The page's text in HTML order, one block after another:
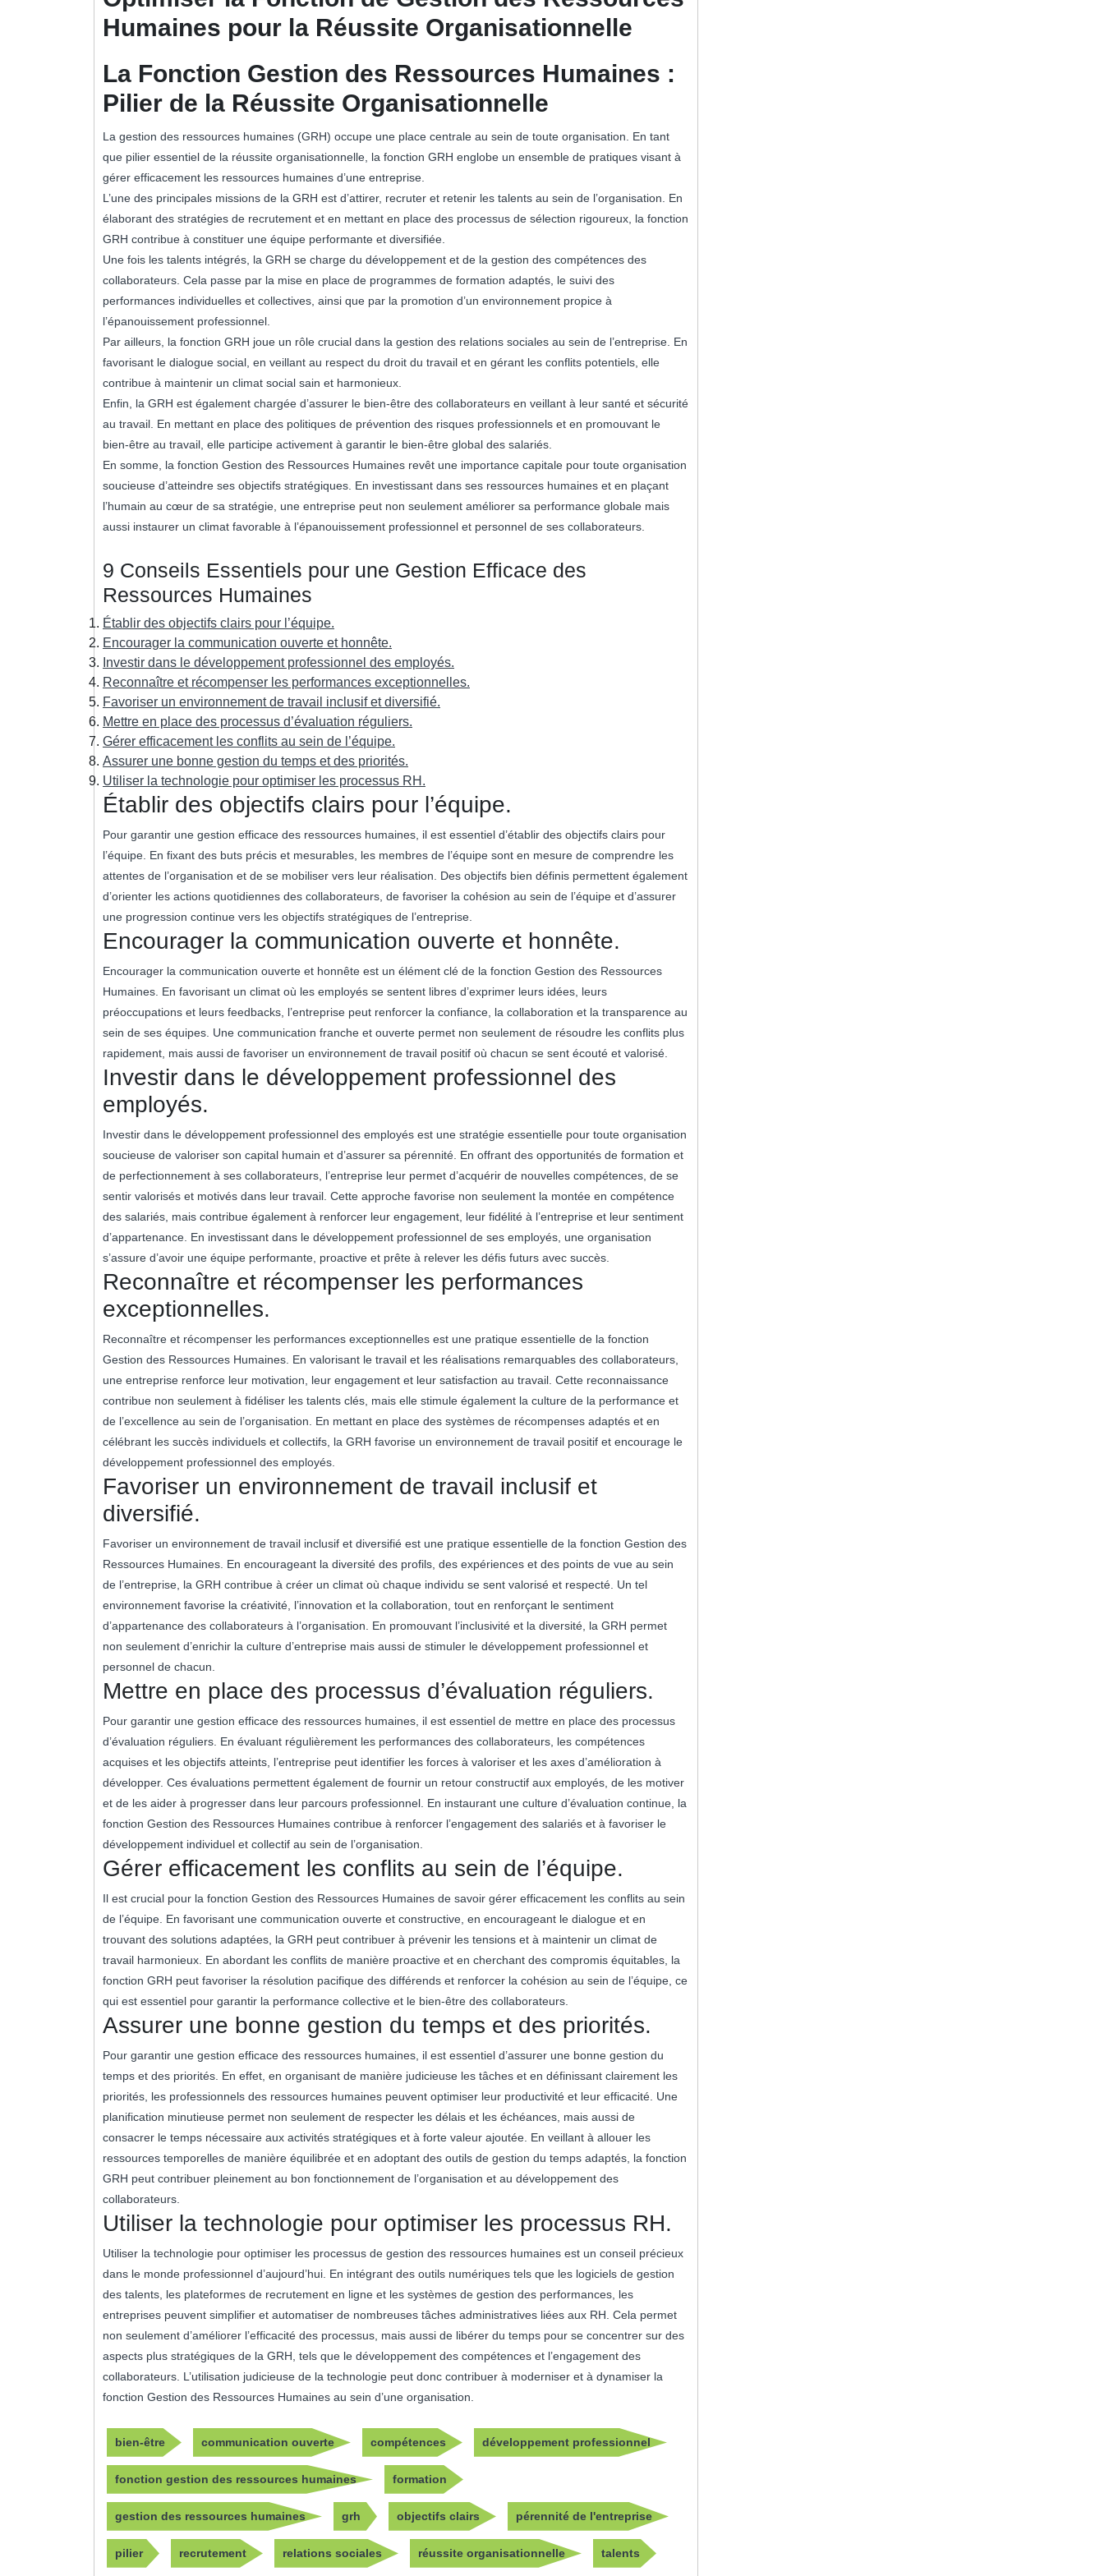
Humaines pour la Réussite Organisationnelle
La Fonction Gestion des Ressources Humaines :
Pilier de la Réussite Organisationnelle
La gestion des ressources humaines (GRH) occupe une place centrale au sein de toute organisation. En tant
que pilier essentiel de la réussite organisationnelle, la fonction GRH englobe un ensemble de pratiques visant à
gérer efficacement les ressources humaines d’une entreprise.
L’une des principales missions de la GRH est d’attirer, recruter et retenir les talents au sein de l’organisation. En
élaborant des stratégies de recrutement et en mettant en place des processus de sélection rigoureux, la fonction
GRH contribue à constituer une équipe performante et diversifiée.
Une fois les talents intégrés, la GRH se charge du développement et de la gestion des compétences des
collaborateurs. Cela passe par la mise en place de programmes de formation adaptés, le suivi des
performances individuelles et collectives, ainsi que par la promotion d’un environnement propice à
l’épanouissement professionnel.
Par ailleurs, la fonction GRH joue un rôle crucial dans la gestion des relations sociales au sein de l’entreprise. En
favorisant le dialogue social, en veillant au respect du droit du travail et en gérant les conflits potentiels, elle
contribue à maintenir un climat social sain et harmonieux.
Enfin, la GRH est également chargée d’assurer le bien-être des collaborateurs en veillant à leur santé et sécurité
au travail. En mettant en place des politiques de prévention des risques professionnels et en promouvant le
bien-être au travail, elle participe activement à garantir le bien-être global des salariés.
En somme, la fonction Gestion des Ressources Humaines revêt une importance capitale pour toute organisation
soucieuse d’atteindre ses objectifs stratégiques. En investissant dans ses ressources humaines et en plaçant
l’humain au cœur de sa stratégie, une entreprise peut non seulement améliorer sa performance globale mais
aussi instaurer un climat favorable à l’épanouissement professionnel et personnel de ses collaborateurs.
9 Conseils Essentiels pour une Gestion Efficace des
Ressources Humaines
Établir des objectifs clairs pour l’équipe.
Encourager la communication ouverte et honnête.
Investir dans le développement professionnel des employés.
Reconnaître et récompenser les performances exceptionnelles.
Favoriser un environnement de travail inclusif et diversifié.
Mettre en place des processus d’évaluation réguliers.
Gérer efficacement les conflits au sein de l’équipe.
Assurer une bonne gestion du temps et des priorités.
Utiliser la technologie pour optimiser les processus RH.
Établir des objectifs clairs pour l’équipe.
Pour garantir une gestion efficace des ressources humaines, il est essentiel d’établir des objectifs clairs pour
l’équipe. En fixant des buts précis et mesurables, les membres de l’équipe sont en mesure de comprendre les
attentes de l’organisation et de se mobiliser vers leur réalisation. Des objectifs bien définis permettent également
d’orienter les actions quotidiennes des collaborateurs, de favoriser la cohésion au sein de l’équipe et d’assurer
une progression continue vers les objectifs stratégiques de l’entreprise.
Encourager la communication ouverte et honnête.
Encourager la communication ouverte et honnête est un élément clé de la fonction Gestion des Ressources
Humaines. En favorisant un climat où les employés se sentent libres d’exprimer leurs idées, leurs
préoccupations et leurs feedbacks, l’entreprise peut renforcer la confiance, la collaboration et la transparence au
sein de ses équipes. Une communication franche et ouverte permet non seulement de résoudre les conflits plus
rapidement, mais aussi de favoriser un environnement de travail positif où chacun se sent écouté et valorisé.
Investir dans le développement professionnel des
employés.
Investir dans le développement professionnel des employés est une stratégie essentielle pour toute organisation
soucieuse de valoriser son capital humain et d’assurer sa pérennité. En offrant des opportunités de formation et
de perfectionnement à ses collaborateurs, l’entreprise leur permet d’acquérir de nouvelles compétences, de se
sentir valorisés et motivés dans leur travail. Cette approche favorise non seulement la montée en compétence
des salariés, mais contribue également à renforcer leur engagement, leur fidélité à l’entreprise et leur sentiment
d’appartenance. En investissant dans le développement professionnel de ses employés, une organisation
s’assure d’avoir une équipe performante, proactive et prête à relever les défis futurs avec succès.
Reconnaître et récompenser les performances
exceptionnelles.
Reconnaître et récompenser les performances exceptionnelles est une pratique essentielle de la fonction
Gestion des Ressources Humaines. En valorisant le travail et les réalisations remarquables des collaborateurs,
une entreprise renforce leur motivation, leur engagement et leur satisfaction au travail. Cette reconnaissance
contribue non seulement à fidéliser les talents clés, mais elle stimule également la culture de la performance et
de l’excellence au sein de l’organisation. En mettant en place des systèmes de récompenses adaptés et en
célébrant les succès individuels et collectifs, la GRH favorise un environnement de travail positif et encourage le
développement professionnel des employés.
Favoriser un environnement de travail inclusif et
diversifié.
Favoriser un environnement de travail inclusif et diversifié est une pratique essentielle de la fonction Gestion des
Ressources Humaines. En encourageant la diversité des profils, des expériences et des points de vue au sein
de l’entreprise, la GRH contribue à créer un climat où chaque individu se sent valorisé et respecté. Un tel
environnement favorise la créativité, l’innovation et la collaboration, tout en renforçant le sentiment
d’appartenance des collaborateurs à l’organisation. En promouvant l’inclusivité et la diversité, la GRH permet
non seulement d’enrichir la culture d’entreprise mais aussi de stimuler le développement professionnel et
personnel de chacun.
Mettre en place des processus d’évaluation réguliers.
Pour garantir une gestion efficace des ressources humaines, il est essentiel de mettre en place des processus
d’évaluation réguliers. En évaluant régulièrement les performances des collaborateurs, les compétences
acquises et les objectifs atteints, l’entreprise peut identifier les forces à valoriser et les axes d’amélioration à
développer. Ces évaluations permettent également de fournir un retour constructif aux employés, de les motiver
et de les aider à progresser dans leur parcours professionnel. En instaurant une culture d’évaluation continue, la
fonction Gestion des Ressources Humaines contribue à renforcer l’engagement des salariés et à favoriser le
développement individuel et collectif au sein de l’organisation.
Gérer efficacement les conflits au sein de l’équipe.
Il est crucial pour la fonction Gestion des Ressources Humaines de savoir gérer efficacement les conflits au sein
de l’équipe. En favorisant une communication ouverte et constructive, en encourageant le dialogue et en
trouvant des solutions adaptées, la GRH peut contribuer à prévenir les tensions et à maintenir un climat de
travail harmonieux. En abordant les conflits de manière proactive et en cherchant des compromis équitables, la
fonction GRH peut favoriser la résolution pacifique des différends et renforcer la cohésion au sein de l’équipe, ce
qui est essentiel pour garantir la performance collective et le bien-être des collaborateurs.
Assurer une bonne gestion du temps et des priorités.
Pour garantir une gestion efficace des ressources humaines, il est essentiel d’assurer une bonne gestion du
temps et des priorités. En effet, en organisant de manière judicieuse les tâches et en définissant clairement les
priorités, les professionnels des ressources humaines peuvent optimiser leur productivité et leur efficacité. Une
planification minutieuse permet non seulement de respecter les délais et les échéances, mais aussi de
consacrer le temps nécessaire aux activités stratégiques et à forte valeur ajoutée. En veillant à allouer les
ressources temporelles de manière équilibrée et en adoptant des outils de gestion du temps adaptés, la fonction
GRH peut contribuer pleinement au bon fonctionnement de l’organisation et au développement des
collaborateurs.
Utiliser la technologie pour optimiser les processus RH.
Utiliser la technologie pour optimiser les processus de gestion des ressources humaines est un conseil précieux
dans le monde professionnel d’aujourd’hui. En intégrant des outils numériques tels que les logiciels de gestion
des talents, les plateformes de recrutement en ligne et les systèmes de gestion des performances, les
entreprises peuvent simplifier et automatiser de nombreuses tâches administratives liées aux RH. Cela permet
non seulement d’améliorer l’efficacité des processus, mais aussi de libérer du temps pour se concentrer sur des
aspects plus stratégiques de la GRH, tels que le développement des compétences et l’engagement des
collaborateurs. L’utilisation judicieuse de la technologie peut donc contribuer à moderniser et à dynamiser la
fonction Gestion des Ressources Humaines au sein d’une organisation.
bien-être communication ouverte compétences développement professionnel
fonction gestion des ressources humaines formation
gestion des ressources humaines grh objectifs clairs pérennité de l'entreprise
pilier recrutement relations sociales réussite organisationnelle talents